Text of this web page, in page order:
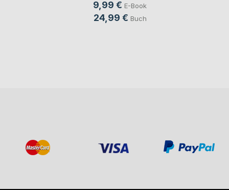
9,99 € E-Book
24,99 € Buch